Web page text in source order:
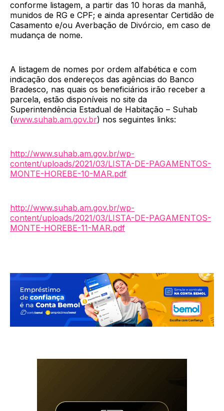
conforme listagem, a partir das 10 horas da manhã,
munidos de RG e CPF; e ainda apresentar Certidão de
Casamento e/ou Averbação de Divórcio, em caso de
mudança de nome.
A listagem de nomes por ordem alfabética e com
indicação dos endereços das agências do Banco
Bradesco, nas quais os beneficiários irão receber a
parcela, estão disponíveis no site da
Superintendência Estadual de Habitação – Suhab
(www.suhab.am.gov.br) nos seguintes links:
http://www.suhab.am.gov.br/wp-
content/uploads/2021/03/LISTA-DE-PAGAMENTOS-
MONTE-HOREBE-10-MAR.pdf
http://www.suhab.am.gov.br/wp-
content/uploads/2021/03/LISTA-DE-PAGAMENTOS-
MONTE-HOREBE-11-MAR.pdf